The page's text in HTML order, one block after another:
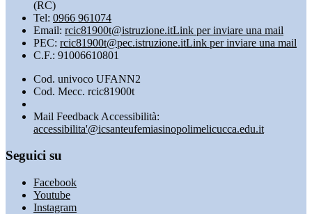
(RC)
Tel: 0966 961074
Email: rcic81900t@istruzione.itLink per inviare una mail
PEC: rcic81900t@pec.istruzione.itLink per inviare una mail
C.F.: 91006610801
Cod. univoco UFANN2
Cod. Mecc. rcic81900t
Mail Feedback Accessibilità:
accessibilita'@icsanteufemiasinopolimelicucca.edu.it
Seguici su
Facebook
Youtube
Instagram